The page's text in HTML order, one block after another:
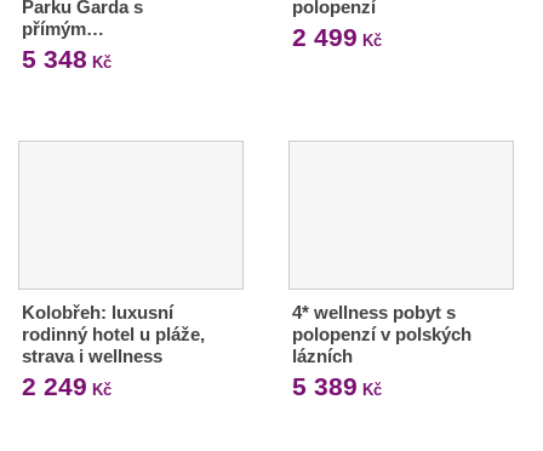
Parku Garda s
přímým…
5 348 Kč
polopenzí
2 499 Kč
Kolobřeh: luxusní
rodinný hotel u pláže,
strava i wellness
2 249 Kč
4* wellness pobyt s
polopenzí v polských
lázních
5 389 Kč